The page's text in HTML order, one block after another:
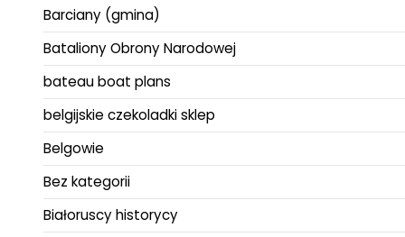
Barciany (gmina)
Bataliony Obrony Narodowej
bateau boat plans
belgijskie czekoladki sklep
Belgowie
Bez kategorii
Białoruscy historycy